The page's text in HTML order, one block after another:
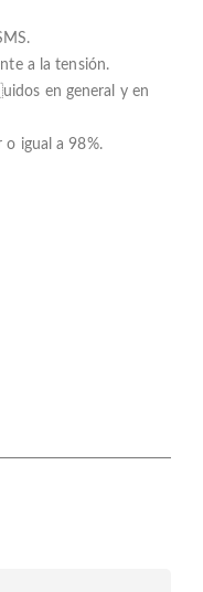
a la tensión.
en general y en
igual a 98%.